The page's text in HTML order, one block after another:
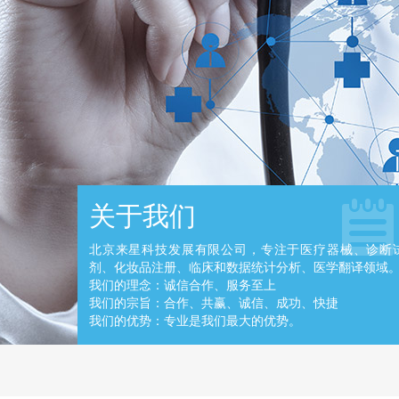
关于我们
北京来星科技发展有限公司，专注于医疗器械、诊断
剂、化妆品注册、临床和数据统计分析、医学翻译领域
我们的理念：诚信合作、服务至上
我们的宗旨：合作、共赢、诚信、成功、快捷
我们的优势：专业是我们最大的优势。